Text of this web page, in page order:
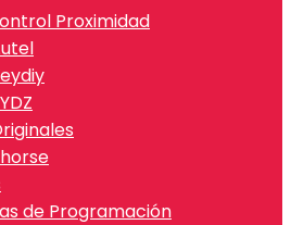
Proximidad
de Programación